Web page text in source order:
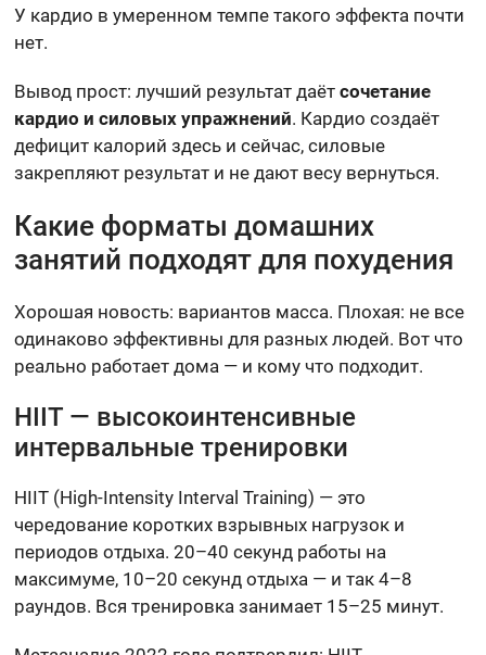
У кардио в умеренном темпе такого эффекта почти
нет.
Вывод прост: лучший результат даётсочетание
кардио и силовых упражнений. Кардио создаёт
дефицит калорий здесь и сейчас, силовые
закрепляют результат и не дают весу вернуться.
Какие форматы домашних
занятий подходят для похудения
Хорошая новость: вариантов масса. Плохая: не все
одинаково эффективны для разных людей. Вот что
реально работает дома — и кому что подходит.
HIIT — высокоинтенсивные
интервальные тренировки
HIIT (High-Intensity Interval Training) — это
чередование коротких взрывных нагрузок и
периодов отдыха. 20–40 секунд работы на
максимуме, 10–20 секунд отдыха — и так 4–8
раундов. Вся тренировка занимает 15–25 минут.